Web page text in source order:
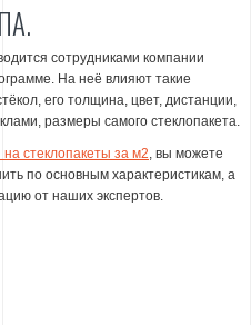
сотрудниками компании
На неё влияют такие
его толщина, цвет, дистанции,
размеры самого стеклопакета.
стеклопакеты за м2, вы можете
по основным характеристикам, а
от наших экспертов.